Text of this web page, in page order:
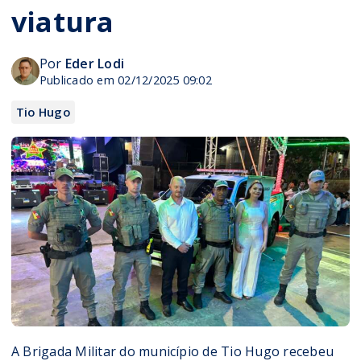
viatura
Por Eder Lodi
Publicado em 02/12/2025 09:02
Tio Hugo
A Brigada Militar do município de Tio Hugo recebeu